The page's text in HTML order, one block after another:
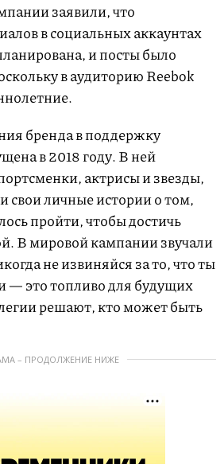
заявили, что
в социальных аккаунтах
и посты было
в аудиторию Reebok
бренда в поддержку
в 2018 году. В ней
актрисы и звезды,
свои личные истории о том,
пройти, чтобы достичь
В мировой кампании звучали
не извиняйся за то, что ты
— это топливо для будущих
решают, кто может быть
– ПРОДОЛЖЕНИЕ НИЖЕ